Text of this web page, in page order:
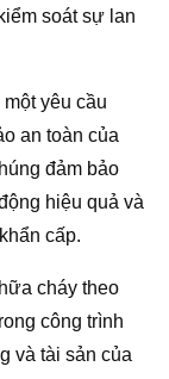
soát sự lan
yêu cầu
an toàn của
đảm bảo
hiệu quả và
cấp.
cháy theo
công trình
và tài sản của